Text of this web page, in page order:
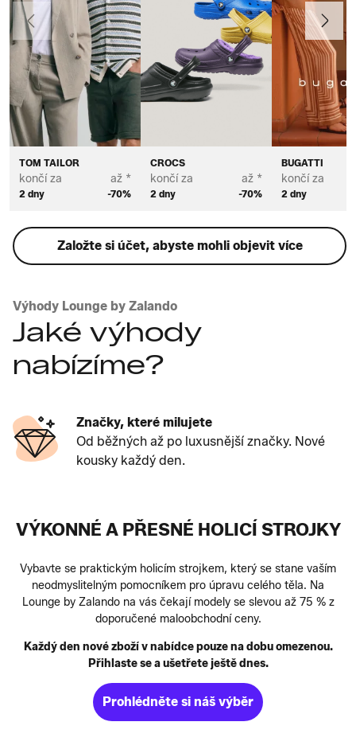
TOM TAILOR
končí za
2 dny
až *
-70%
CROCS
končí za
2 dny
až *
-70%
BUGATTI
končí za
2 dny
Předchozí Další
Založte si účet, abyste mohli objevit více
Výhody Lounge by Zalando
Jaké výhody
nabízíme?
Značky, které milujete
Od běžných až po luxusnější značky. Nové
kousky každý den.
VÝKONNÉ A PŘESNÉ HOLICÍ STROJKY
Vybavte se praktickým holicím strojkem, který se stane vaším
neodmyslitelným pomocníkem pro úpravu celého těla. Na
Lounge by Zalando na vás čekají modely se slevou až 75 % z
doporučené maloobchodní ceny.
Každý den nové zboží v nabídce pouze na dobu omezenou.
Přihlaste se a ušetřete ještě dnes.
Prohlédněte si náš výběr